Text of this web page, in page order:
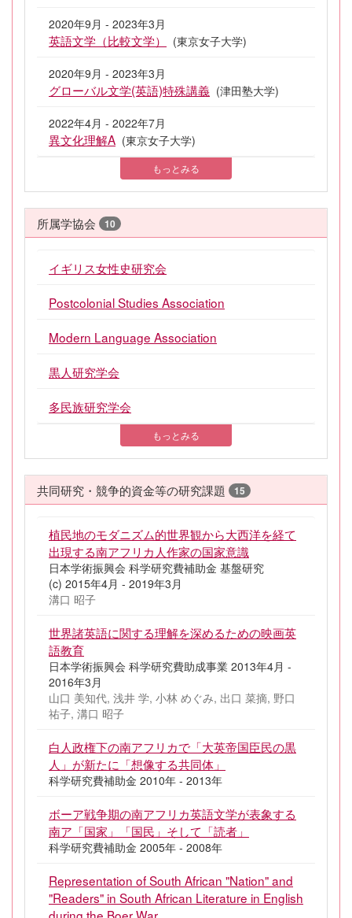
2020年9月 - 2023年3月
英語文学（比較文学） (東京女子大学)
2020年9月 - 2023年3月
グローバル文学(英語)特殊講義 (津田塾大学)
2022年4月 - 2022年7月
異文化理解A (東京女子大学)
もっとみる
所属学協会 10
イギリス女性史研究会
Postcolonial Studies Association
Modern Language Association
黒人研究学会
多民族研究学会
もっとみる
共同研究・競争的資金等の研究課題 15
植民地のモダニズム的世界観から大西洋を経て
出現する南アフリカ人作家の国家意識
日本学術振興会 科学研究費補助金 基盤研究
(c) 2015年4月 - 2019年3月
溝口 昭子
世界諸英語に関する理解を深めるための映画英
語教育
日本学術振興会 科学研究費助成事業 2013年4月 -
2016年3月
山口 美知代, 浅井 学, 小林 めぐみ, 出口 菜摘, 野口
祐子, 溝口 昭子
白人政権下の南アフリカで「大英帝国臣民の黒
人」が新たに「想像する共同体」
科学研究費補助金 2010年 - 2013年
ボーア戦争期の南アフリカ英語文学が表象する
南ア「国家」「国民」そして「読者」
科学研究費補助金 2005年 - 2008年
Representation of South African "Nation" and
"Readers" in South African Literature in English